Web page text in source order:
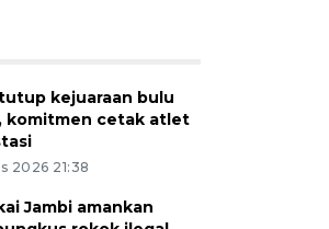
kejuaraan bulu
komitmen cetak atlet
2026 21:38
Jambi amankan